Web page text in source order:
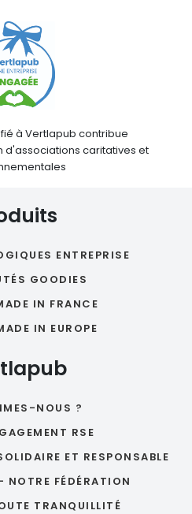
à Vertlapub contribue
d'associations caritatives et
ENTREPRISE
GOODIES
IN FRANCE
IN EUROPE
NOUS ?
RSE
ET RESPONSABLE
NOTRE FÉDÉRATION
TRANQUILLITÉ